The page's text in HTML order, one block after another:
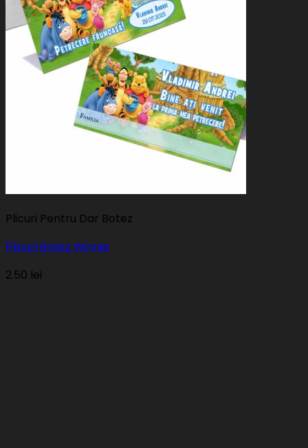
Plicuri Pentru Dar Botez
Plicuri Botez Winnie
2.50 lei